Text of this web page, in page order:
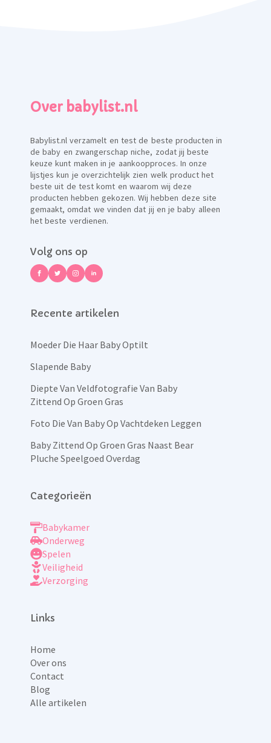
Over babylist.nl
Babylist.nl verzamelt en test de beste producten in
de baby en zwangerschap niche, zodat jij beste
keuze kunt maken in je aankoopproces. In onze
lijstjes kun je overzichtelijk zien welk product het
beste uit de test komt en waarom wij deze
producten hebben gekozen. Wij hebben deze site
gemaakt, omdat we vinden dat jij en je baby alleen
het beste verdienen.
Volg ons op
Recente artikelen
Moeder Die Haar Baby Optilt
Slapende Baby
Diepte Van Veldfotografie Van Baby
Zittend Op Groen Gras
Foto Die Van Baby Op Vachtdeken Leggen
Baby Zittend Op Groen Gras Naast Bear
Pluche Speelgoed Overdag
Categorieën
Babykamer
Onderweg
Spelen
Veiligheid
Verzorging
Links
Home
Over ons
Contact
Blog
Alle artikelen